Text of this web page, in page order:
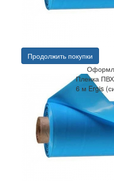
Продолжить покупки
Пленка
6 м Ergis